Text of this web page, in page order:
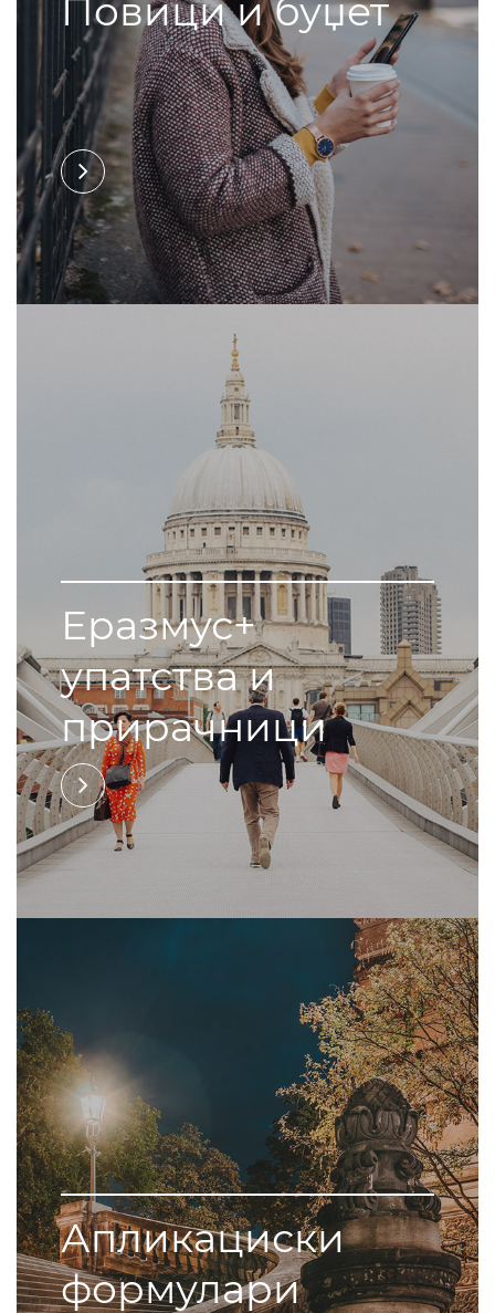
Повици и буџет
Еразмус+
упатства и
прирачници
Апликациски
формулари